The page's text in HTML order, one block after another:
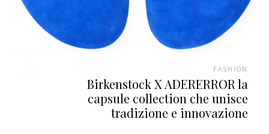
FASHION
Birkenstock X ADERERROR la
capsule collection che unisce
tradizione e innovazione